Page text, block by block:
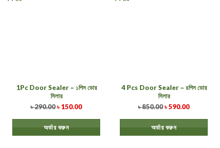
1Pc Door Sealer – ১পিস ডোর
সিলার
৳290.00৳150.00
অর্ডার করুন
4 Pcs Door Sealer – ৪পিস ডোর
সিলার
৳850.00৳590.00
অর্ডার করুন